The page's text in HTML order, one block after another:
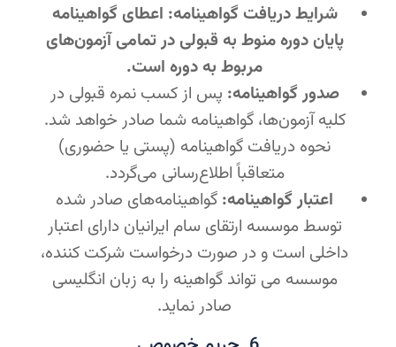
شرایط دریافت گواهینامه: اعطای گواهینامه
پایان دوره منوط به قبولی در تمامی آزمون‌های
مربوط به دوره است.
صدور گواهینامه: پس از کسب نمره قبولی در
کلیه آزمون‌ها، گواهینامه شما صادر خواهد شد.
نحوه دریافت گواهینامه (پستی یا حضوری)
متعاقباً اطلاع‌رسانی می‌گردد.
اعتبار گواهینامه: گواهینامه‌های صادر شده
توسط موسسه ارتقای سام ایرانیان دارای اعتبار
داخلی است و در صورت درخواست شرکت کننده،
موسسه می تواند گواهینه را به زبان انگلیسی
صادر نماید.